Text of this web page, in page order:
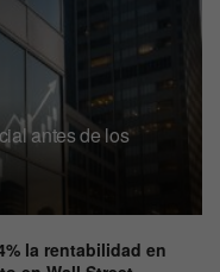
antes de los
la rentabilidad en